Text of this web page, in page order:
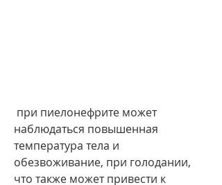
наблюдаться повышенная
температура тела и
обезвоживание, при голодании,
что также может привести к